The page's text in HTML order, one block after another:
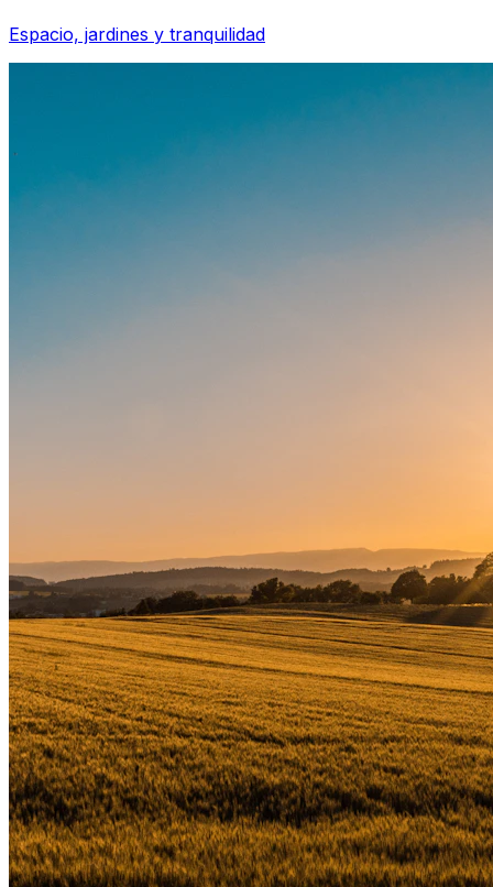
Espacio, jardines y tranquilidad